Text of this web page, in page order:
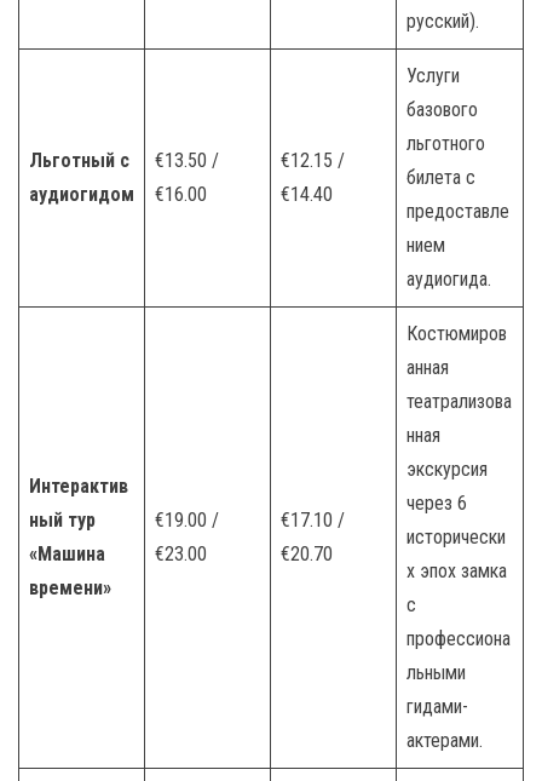
русский).
Льготный с
аудиогидом
€13.50 /
€16.00
€12.15 /
€14.40
Услуги
базового
льготного
билета с
предоставле
нием
аудиогида.
Интерактив
ный тур
«Машина
времени»
€19.00 /
€23.00
€17.10 /
€20.70
Костюмиров
анная
театрализова
нная
экскурсия
через 6
исторически
х эпох замка
с
профессиона
льными
гидами-
актерами.